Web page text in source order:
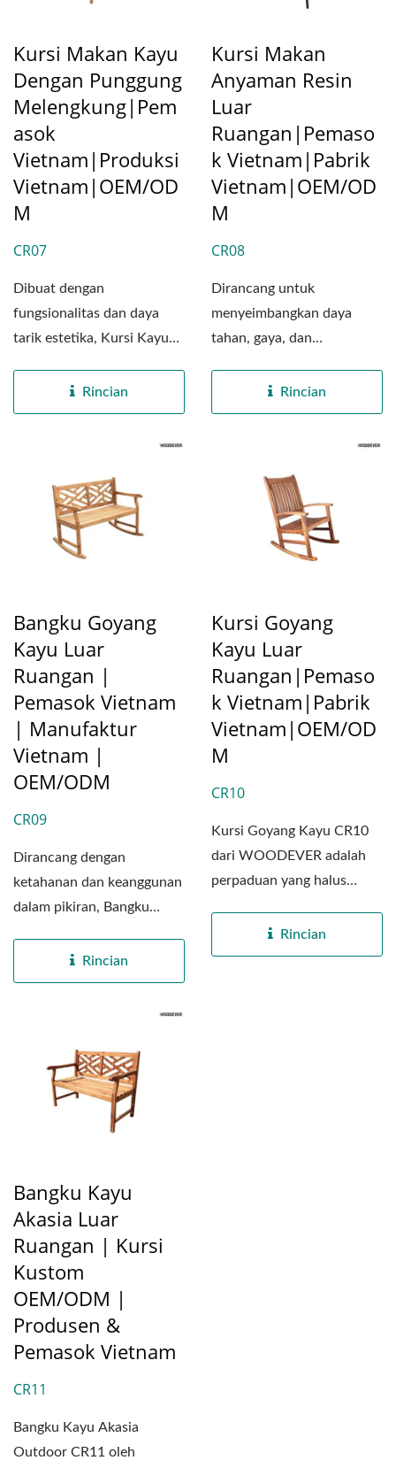
Kursi Makan Kayu
Dengan Punggung
Melengkung|Pem
Asok
Vietnam|Produksi
Vietnam|OEM/OD
M
CR07
Dibuat dengan
fungsionalitas dan daya
tarik estetika, Kursi Kayu
CR07 oleh...Rincian
Kursi Makan
Anyaman Resin
Luar
Ruangan|Pemaso
K Vietnam|Pabrik
Vietnam|OEM/OD
M
CR08
Dirancang untuk
menyeimbangkan daya
tahan, gaya, dan
Outdoor CR08 oleh...
Rincian
Bangku Goyang
Kayu Luar
Ruangan |
Pemasok Vietnam
| Manufaktur
Vietnam |
OEM/ODM
CR09
Dirancang dengan
ketahanan dan keanggunan
dalam pikiran, Bangku
WOODEVER...Rincian
Kursi Goyang
Kayu Luar
Ruangan|Pemaso
K Vietnam|Pabrik
Vietnam|OEM/OD
M
CR10
Kursi Goyang Kayu CR10
dari WOODEVER adalah
perpaduan yang halus
kerajinan,...Rincian
Bangku Kayu
Akasia Luar
Ruangan | Kursi
Kustom
OEM/ODM |
Produsen &
Pemasok Vietnam
CR11
Bangku Kayu Akasia
Outdoor CR11 oleh